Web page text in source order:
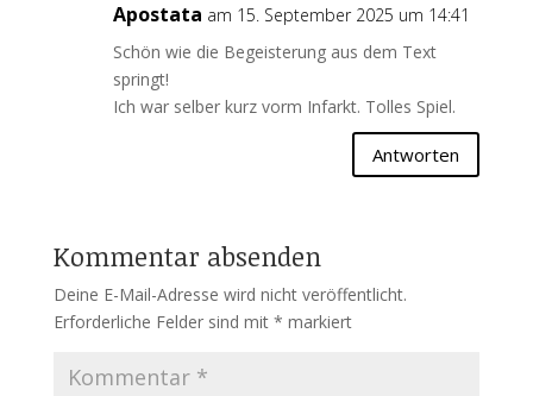
Apostata am 15. September 2025 um 14:41
Schön wie die Begeisterung aus dem Text
springt!
Ich war selber kurz vorm Infarkt. Tolles Spiel.
Antworten
Kommentar absenden
Deine E-Mail-Adresse wird nicht veröffentlicht.
Erforderliche Felder sind mit * markiert